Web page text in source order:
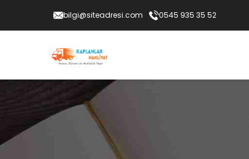
bilgi@siteadresi.com 0545 935 35 52